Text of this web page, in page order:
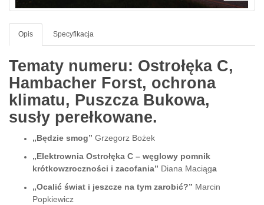
Opis Specyfikacja
Tematy numeru: Ostrołęka C,
Hambacher Forst, ochrona
klimatu, Puszcza Bukowa,
susły perełkowane.
„Będzie smog” Grzegorz Bożek
„Elektrownia Ostrołęka C – węglowy pomnik
krótkowzroczności i zacofania” Diana Maciąga
„Ocalić świat i jeszcze na tym zarobić?” Marcin
Popkiewicz